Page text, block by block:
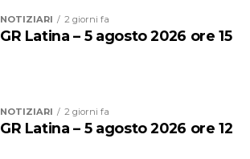
NOTIZIARI 2 giorni fa
GR Latina – 5 agosto 2026 ore 15
NOTIZIARI 2 giorni fa
GR Latina – 5 agosto 2026 ore 12